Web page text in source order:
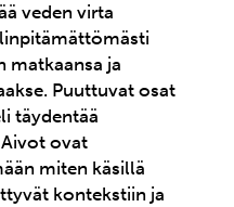
veden virta
matkaansa ja
Puuttuvat osat
täydentää
ovat
miten käsillä
kontekstiin ja